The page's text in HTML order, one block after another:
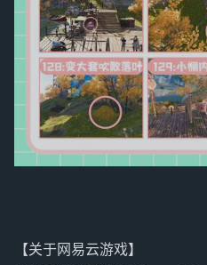
【关于网易云游戏】